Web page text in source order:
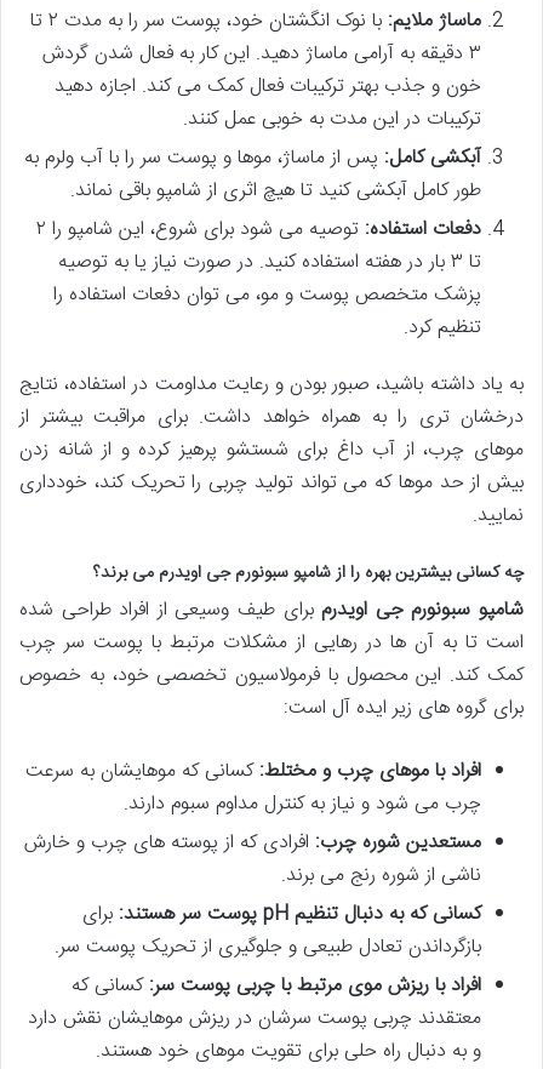
ماساژ ملایم:
با نوک انگشتان خود، پوست سر را به مدت ۲ تا
۳ دقیقه به آرامی ماساژ دهید. این کار به فعال شدن گردش
خون و جذب بهتر ترکیبات فعال کمک می کند. اجازه دهید
ترکیبات در این مدت به خوبی عمل کنند.
آبکشی کامل: پس از ماساژ، موها و پوست سر را با آب ولرم به
طور کامل آبکشی کنید تا هیچ اثری از شامپو باقی نماند.
دفعات استفاده:
توصیه می شود برای شروع، این شامپو را ۲
تا ۳ بار در هفته استفاده کنید. در صورت نیاز یا به توصیه
پزشک متخصص پوست و مو، می توان دفعات استفاده را
تنظیم کرد.
به یاد داشته باشید، صبور بودن و رعایت مداومت در استفاده، نتایج
درخشان تری را به همراه خواهد داشت. برای مراقبت بیشتر از
موهای چرب، از آب داغ برای شستشو پرهیز کرده و از شانه زدن
بیش از حد موها که می تواند تولید چربی را تحریک کند، خودداری
نمایید.
چه کسانی بیشترین بهره را از شامپو سبونورم جی اویدرم می برند؟
شامپو سبونورم جی اویدرمبرای طیف وسیعی از افراد طراحی شده
است تا به آن ها در رهایی از مشکلات مرتبط با پوست سر چرب
کمک کند. این محصول با فرمولاسیون تخصصی خود، به خصوص
برای گروه های زیر ایده آل است:
افراد با موهای چرب و مختلط:کسانی که موهایشان به سرعت
چرب می شود و نیاز به کنترل مداوم سبوم دارند.
مستعدین شوره چرب: افرادی که از پوسته های چرب و خارش
ناشی از شوره رنج می برند.
کسانی که به دنبال تنظیم pH پوست سر هستند:
برای
بازگرداندن تعادل طبیعی و جلوگیری از تحریک پوست سر.
افراد با ریزش موی مرتبط با چربی پوست سر:کسانی که
معتقدند چربی پوست سرشان در ریزش موهایشان نقش دارد
و به دنبال راه حلی برای تقویت موهای خود هستند.